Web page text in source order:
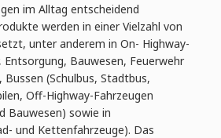
im Alltag entscheidend
werden in einer Vielzahl von
unter anderem in On- Highway-
Entsorgung, Bauwesen, Feuerwehr
(Schulbus, Stadtbus,
Off-Highway-Fahrzeugen
Bauwesen) sowie in
und Kettenfahrzeuge). Das